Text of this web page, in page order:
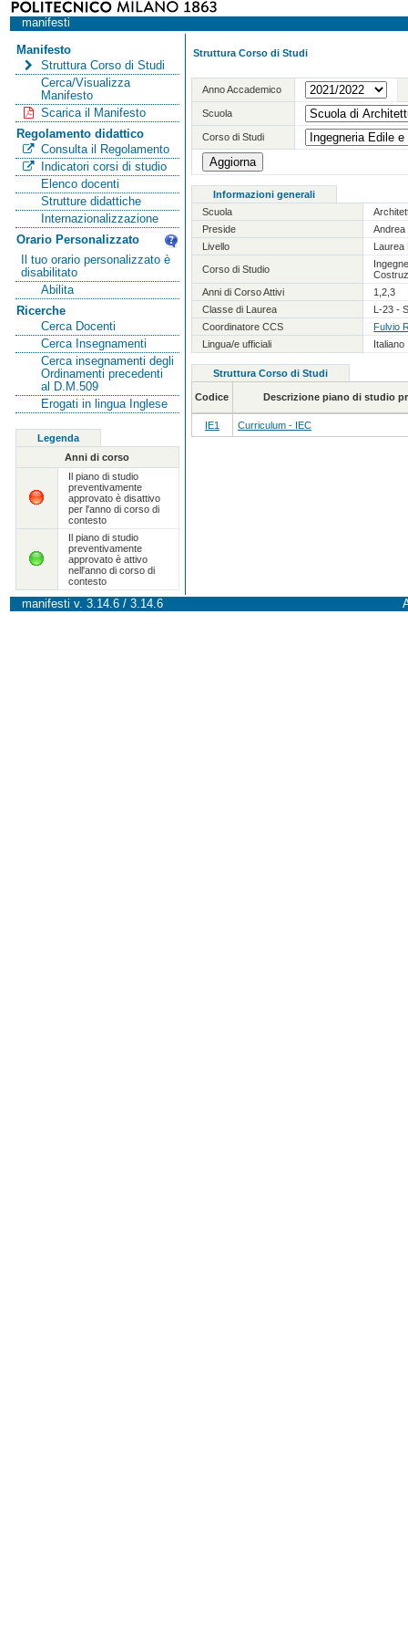
manifesti
Manifesto
Struttura Corso di Studi
Cerca/Visualizza
Manifesto
Scarica il Manifesto
Regolamento didattico
Consulta il Regolamento
Indicatori corsi di studio
Elenco docenti
Strutture didattiche
Internazionalizzazione
Orario Personalizzato
Il tuo orario personalizzato è
disabilitato
Abilita
Ricerche
Cerca Docenti
Cerca Insegnamenti
Cerca insegnamenti degli
Ordinamenti precedenti
al D.M.509
Erogati in lingua Inglese
Legenda
Anni di corso
Il piano di studio
preventivamente
approvato è disattivo
per l'anno di corso di
contesto
Il piano di studio
preventivamente
approvato è attivo
nell'anno di corso di
contesto
Struttura Corso di Studi
Anno Accademico
Scuola
Corso di Studi
Informazioni generali
Scuola
Preside
Andrea
Livello
Laurea
Corso di Studio
Anni di Corso Attivi
1,2,3
Classe di Laurea
L-23 -
Coordinatore CCS
Fulvio
Lingua/e ufficiali
Italiano
Struttura Corso di Studi
Codice Descrizione piano di studio
IE1 Curriculum - IEC
manifesti v. 3.14.6 / 3.14.6